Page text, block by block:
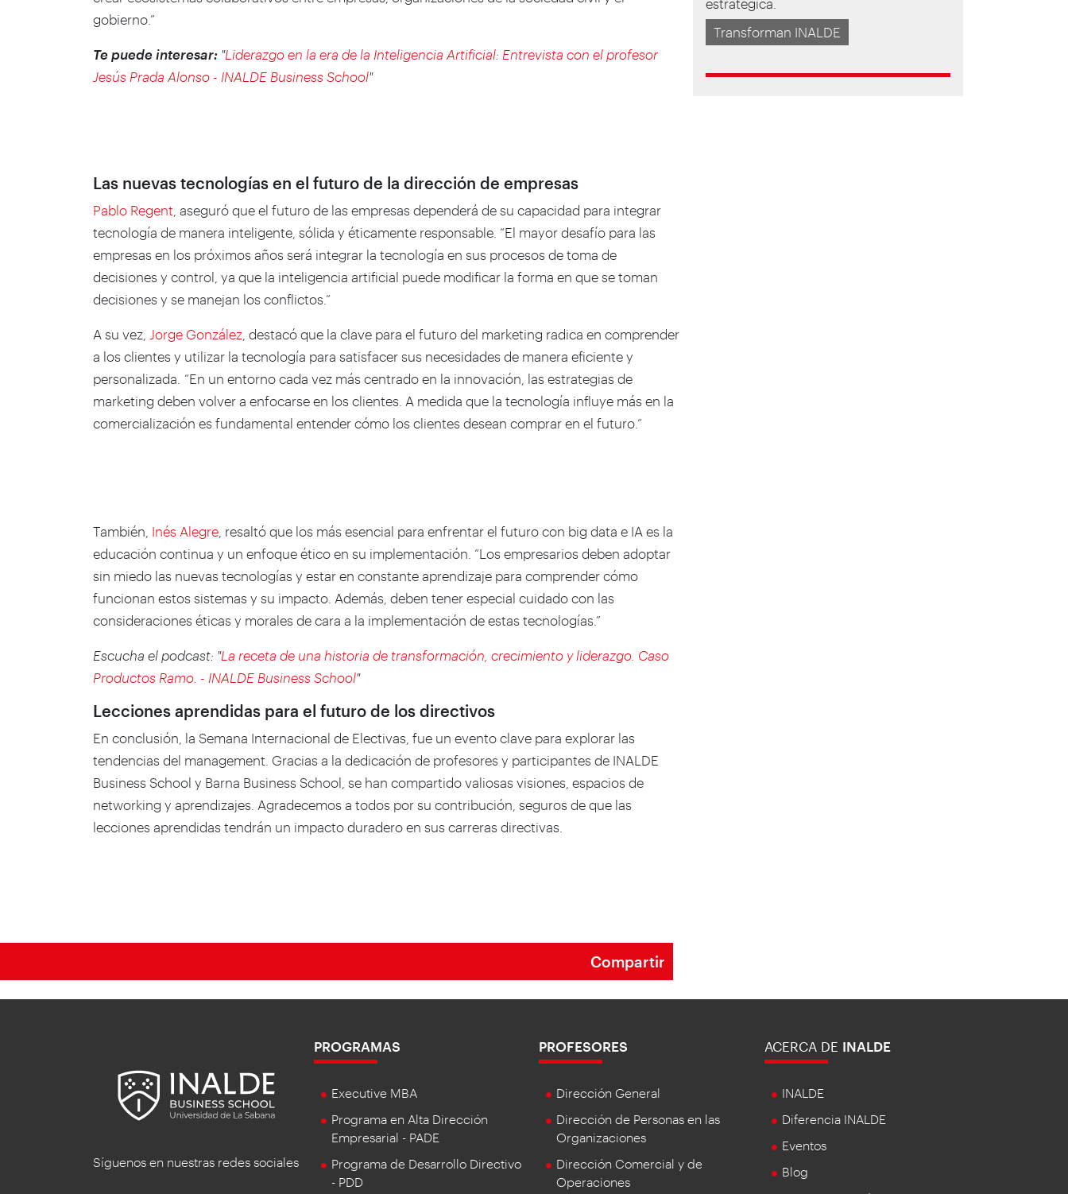
gobierno.”
Te puede interesar: "Liderazgo en la era de la Inteligencia Artificial: Entrevista con el profesor
Jesús Prada Alonso - INALDE Business School"
Las nuevas tecnologías en el futuro de la dirección de empresas
Pablo Regent , aseguró que el futuro de las empresas dependerá de su capacidad para integrar
tecnología de manera inteligente, sólida y éticamente responsable. “El mayor desafío para las
empresas en los próximos años será integrar la tecnología en sus procesos de toma de
decisiones y control, ya que la inteligencia artificial puede modificar la forma en que se toman
decisiones y se manejan los conflictos.”
A su vez, Jorge González , destacó que la clave para el futuro del marketing radica en comprender
a los clientes y utilizar la tecnología para satisfacer sus necesidades de manera eficiente y
personalizada. “En un entorno cada vez más centrado en la innovación, las estrategias de
marketing deben volver a enfocarse en los clientes. A medida que la tecnología influye más en la
comercialización es fundamental entender cómo los clientes desean comprar en el futuro.”
También, Inés Alegre , resaltó que los más esencial para enfrentar el futuro con big data e IA es la
educación continua y un enfoque ético en su implementación. “Los empresarios deben adoptar
sin miedo las nuevas tecnologías y estar en constante aprendizaje para comprender cómo
funcionan estos sistemas y su impacto. Además, deben tener especial cuidado con las
consideraciones éticas y morales de cara a la implementación de estas tecnologías.”
Escucha el podcast: "La receta de una historia de transformación, crecimiento y liderazgo. Caso
Productos Ramo. - INALDE Business School"
Lecciones aprendidas para el futuro de los directivos
En conclusión, la Semana Internacional de Electivas, fue un evento clave para explorar las
tendencias del management . Gracias a la dedicación de profesores y participantes de INALDE
Business School y Barna Business School, se han compartido valiosas visiones, espacios de
networking y aprendizajes. Agradecemos a todos por su contribución, seguros de que las
lecciones aprendidas tendrán un impacto duradero en sus carreras directivas.
Compartir
Transforman INALDE
Síguenos en nuestras redes sociales
PROGRAMAS
Executive MBA
Programa en Alta Dirección
Empresarial - PADE
Programa de Desarrollo Directivo
- PDD
PROFESORES
Dirección General
Dirección de Personas en las
Organizaciones
Dirección Comercial y de
Operaciones
ACERCA DE INALDE
INALDE
Diferencia INALDE
Eventos
Blog